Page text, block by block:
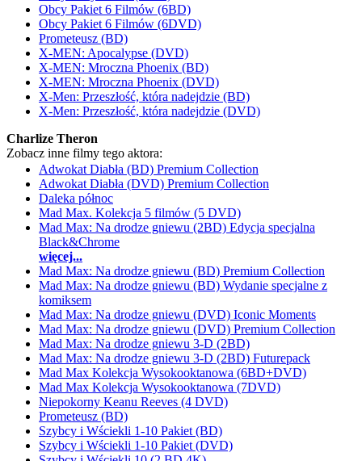
Obcy Pakiet 6 Filmów (6BD)
Obcy Pakiet 6 Filmów (6DVD)
Prometeusz (BD)
X-MEN: Apocalypse (DVD)
X-MEN: Mroczna Phoenix (BD)
X-MEN: Mroczna Phoenix (DVD)
X-Men: Przeszłość, która nadejdzie (BD)
X-Men: Przeszłość, która nadejdzie (DVD)
Charlize Theron
Zobacz inne filmy tego aktora:
Adwokat Diabła (BD) Premium Collection
Adwokat Diabła (DVD) Premium Collection
Daleka północ
Mad Max. Kolekcja 5 filmów (5 DVD)
Mad Max: Na drodze gniewu (2BD) Edycja specjalna
Black&Chrome
więcej...
Mad Max: Na drodze gniewu (BD) Premium Collection
Mad Max: Na drodze gniewu (BD) Wydanie specjalne z
komiksem
Mad Max: Na drodze gniewu (DVD) Iconic Moments
Mad Max: Na drodze gniewu (DVD) Premium Collection
Mad Max: Na drodze gniewu 3-D (2BD)
Mad Max: Na drodze gniewu 3-D (2BD) Futurepack
Mad Max Kolekcja Wysokooktanowa (6BD+DVD)
Mad Max Kolekcja Wysokooktanowa (7DVD)
Niepokorny Keanu Reeves (4 DVD)
Prometeusz (BD)
Szybcy i Wściekli 1-10 Pakiet (BD)
Szybcy i Wściekli 1-10 Pakiet (DVD)